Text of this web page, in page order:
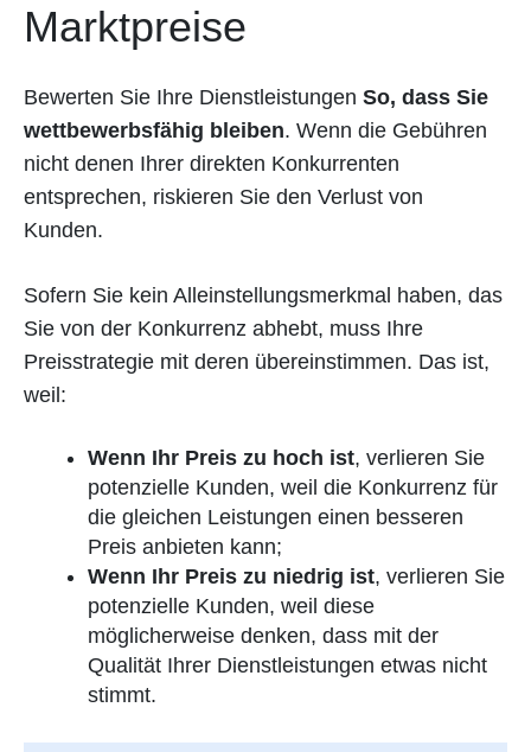
Marktpreise
Bewerten Sie Ihre Dienstleistungen So, dass Sie
wettbewerbsfähig bleiben. Wenn die Gebühren
nicht denen Ihrer direkten Konkurrenten
entsprechen, riskieren Sie den Verlust von
Kunden.
Sofern Sie kein Alleinstellungsmerkmal haben, das
Sie von der Konkurrenz abhebt, muss Ihre
Preisstrategie mit deren übereinstimmen. Das ist,
weil:
Wenn Ihr Preis zu hoch ist, verlieren Sie
potenzielle Kunden, weil die Konkurrenz für
die gleichen Leistungen einen besseren
Preis anbieten kann;
Wenn Ihr Preis zu niedrig ist, verlieren Sie
potenzielle Kunden, weil diese
möglicherweise denken, dass mit der
Qualität Ihrer Dienstleistungen etwas nicht
stimmt.